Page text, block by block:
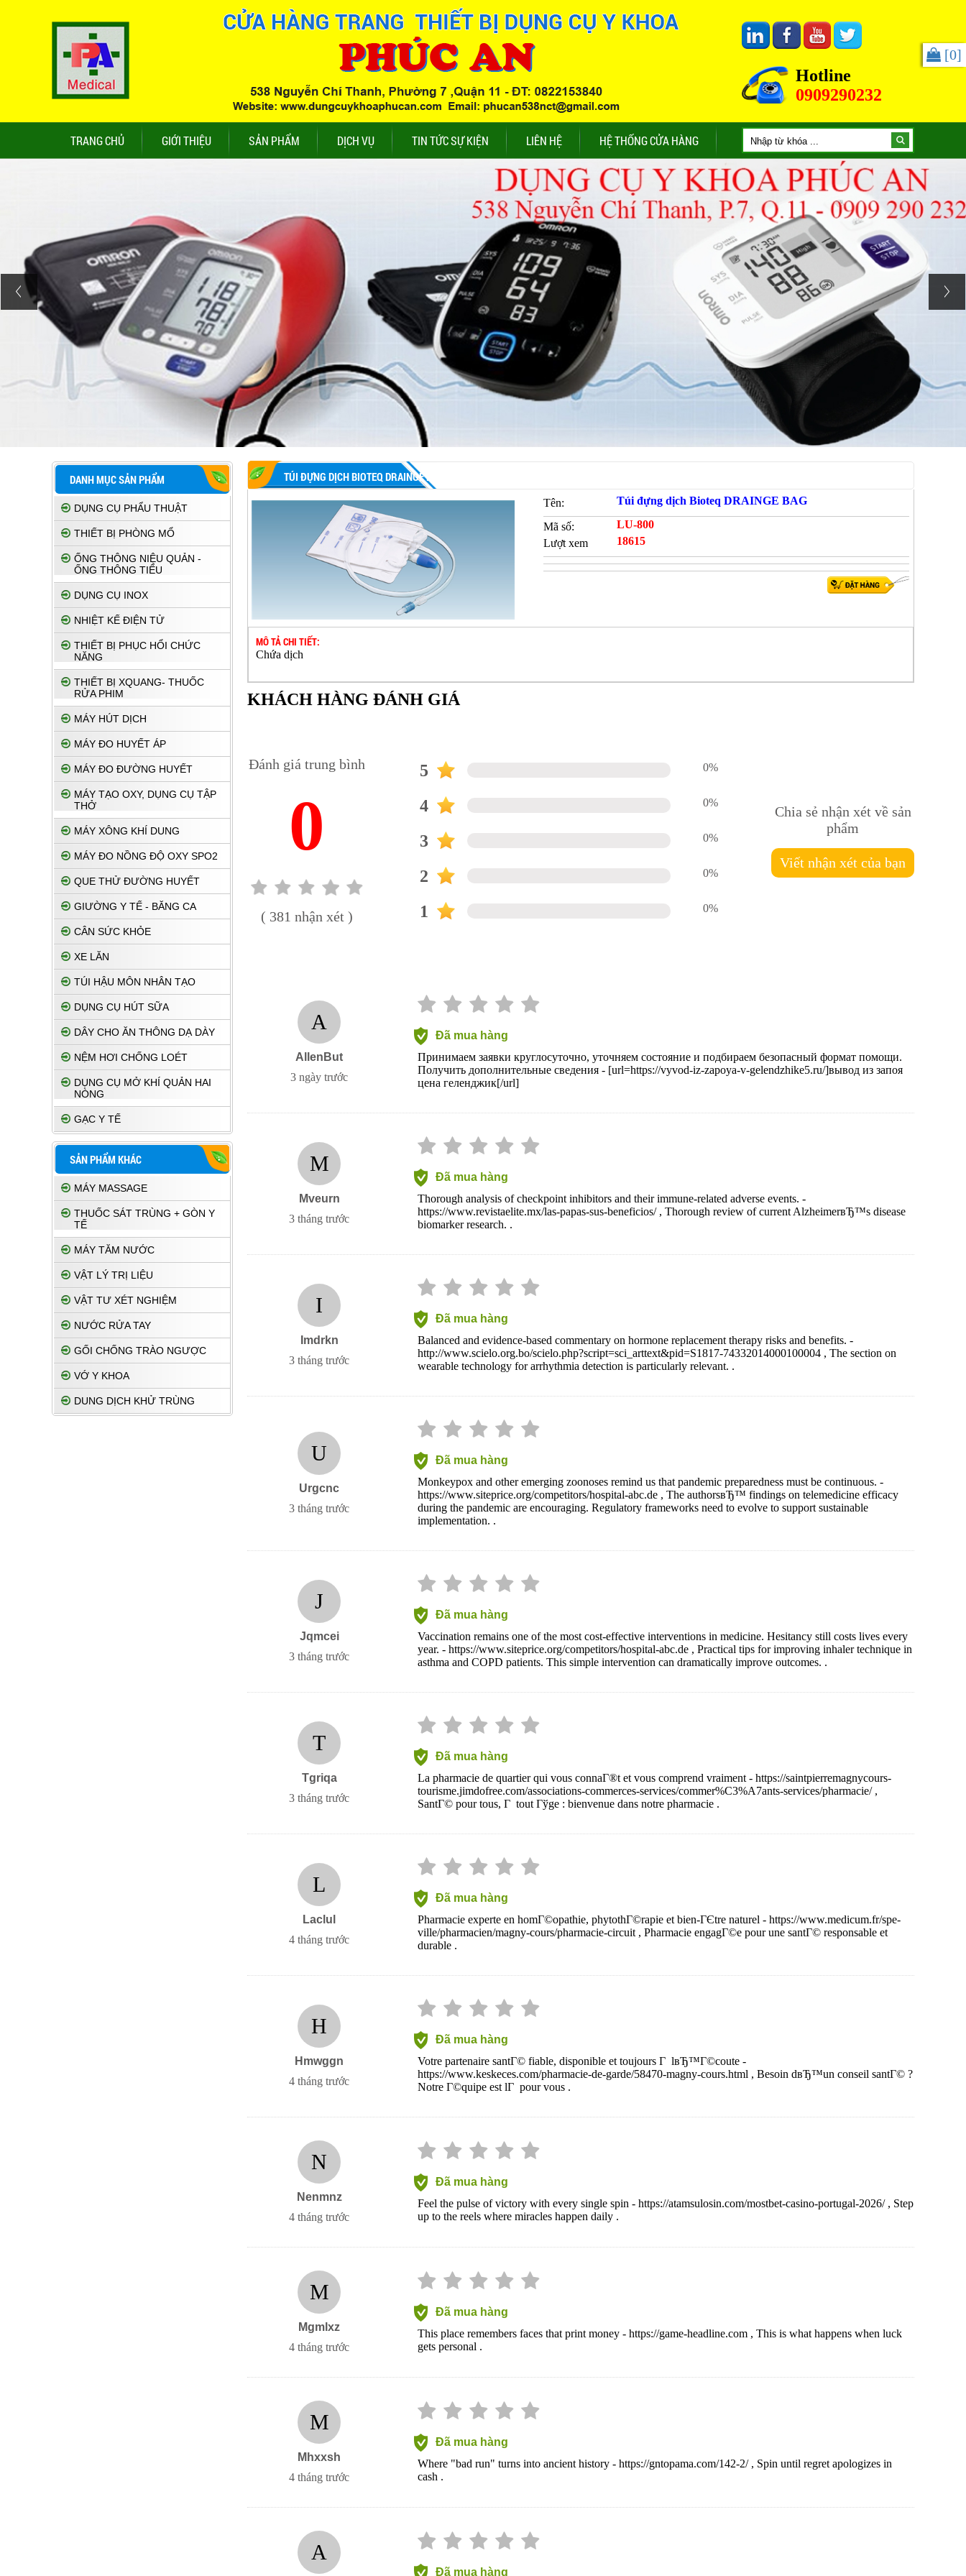
Hotline
0909290232
[0]
TRANG CHỦ GIỚI THIỆU SẢN PHẨM DỊCH VỤ TIN TỨC SỰ KIỆN LIÊN HỆ HỆ THỐNG CỬA HÀNG
DANH MỤC SẢN PHẨM
DỤNG CỤ PHẨU THUẬT
THIẾT BỊ PHÒNG MỔ
ỐNG THÔNG NIỆU QUẢN -
ỐNG THÔNG TIỂU
DỤNG CỤ INOX
NHIỆT KẾ ĐIỆN TỬ
THIẾT BỊ PHỤC HỔI CHỨC
NĂNG
THIẾT BỊ XQUANG- THUỐC
RỬA PHIM
MÁY HÚT DỊCH
MÁY ĐO HUYẾT ÁP
MÁY ĐO ĐƯỜNG HUYẾT
MÁY TẠO OXY, DỤNG CỤ TẬP
THỞ
MÁY XÔNG KHÍ DUNG
MÁY ĐO NỒNG ĐỘ OXY SPO2
QUE THỬ ĐƯỜNG HUYẾT
GIƯỜNG Y TẾ - BĂNG CA
CÂN SỨC KHỎE
XE LĂN
TÚI HẬU MÔN NHÂN TẠO
DỤNG CỤ HÚT SỮA
DÂY CHO ĂN THÔNG DẠ DÀY
NỆM HƠI CHỐNG LOÉT
DỤNG CỤ MỞ KHÍ QUẢN HAI
NÒNG
GẠC Y TẾ
SẢN PHẨM KHÁC
MÁY MASSAGE
THUỐC SÁT TRÙNG + GÒN Y
TẾ
MÁY TĂM NƯỚC
VẬT LÝ TRỊ LIỆU
VẬT TƯ XÉT NGHIỆM
NƯỚC RỬA TAY
GỐI CHỐNG TRÀO NGƯỢC
VỚ Y KHOA
DUNG DỊCH KHỬ TRÙNG
TÚI ĐỰNG DỊCH BIOTEQ DRAINGE BAG
Tên: Túi đựng dịch Bioteq DRAINGE BAG
Mã số:
LU-800
Lượt xem
18615
MÔ TẢ CHI TIẾT:
Chứa dịch
KHÁCH HÀNG ĐÁNH GIÁ
Đánh giá trung bình
0
( 381 nhận xét )
5 0%
4 0%
3 0%
2 0%
1 0%
Chia sẻ nhận xét về sản
phẩm
Viết nhận xét của bạn
A
AllenBut
3 ngày trước
Đã mua hàng
Принимаем заявки круглосуточно, уточняем состояние и подбираем безопасный формат помощи.
Получить дополнительные сведения - [url=https://vyvod-iz-zapoya-v-gelendzhike5.ru/]вывод из запоя
цена геленджик[/url]
M
Mveurn
3 tháng trước
Đã mua hàng
Thorough analysis of checkpoint inhibitors and their immune-related adverse events. -
https://www.revistaelite.mx/las-papas-sus-beneficios/ , Thorough review of current AlzheimerвЂ™s disease
biomarker research. .
I
Imdrkn
3 tháng trước
Đã mua hàng
Balanced and evidence-based commentary on hormone replacement therapy risks and benefits. -
http://www.scielo.org.bo/scielo.php?script=sci_arttext&pid=S1817-74332014000100004 , The section on
wearable technology for arrhythmia detection is particularly relevant. .
U
Urgcnc
3 tháng trước
Đã mua hàng
Monkeypox and other emerging zoonoses remind us that pandemic preparedness must be continuous. -
https://www.siteprice.org/competitors/hospital-abc.de , The authorsвЂ™ findings on telemedicine efficacy
during the pandemic are encouraging. Regulatory frameworks need to evolve to support sustainable
implementation. .
J
Jqmcei
3 tháng trước
Đã mua hàng
Vaccination remains one of the most cost-effective interventions in medicine. Hesitancy still costs lives every
year. - https://www.siteprice.org/competitors/hospital-abc.de , Practical tips for improving inhaler technique in
asthma and COPD patients. This simple intervention can dramatically improve outcomes. .
T
Tgriqa
3 tháng trước
Đã mua hàng
La pharmacie de quartier qui vous connaГ®t et vous comprend vraiment - https://saintpierremagnycours-
tourisme.jimdofree.com/associations-commerces-services/commer%C3%A7ants-services/pharmacie/ ,
SantГ© pour tous, Г tout Гўge : bienvenue dans notre pharmacie .
L
Laclul
4 tháng trước
Đã mua hàng
Pharmacie experte en homГ©opathie, phytothГ©rapie et bien-ГЄtre naturel - https://www.medicum.fr/spe-
ville/pharmacien/magny-cours/pharmacie-circuit , Pharmacie engagГ©e pour une santГ© responsable et
durable .
H
Hmwggn
4 tháng trước
Đã mua hàng
Votre partenaire santГ© fiable, disponible et toujours Г lвЂ™Г©coute -
https://www.keskeces.com/pharmacie-de-garde/58470-magny-cours.html , Besoin dвЂ™un conseil santГ© ?
Notre Г©quipe est lГ pour vous .
N
Nenmnz
4 tháng trước
Đã mua hàng
Feel the pulse of victory with every single spin - https://atamsulosin.com/mostbet-casino-portugal-2026/ , Step
up to the reels where miracles happen daily .
M
Mgmlxz
4 tháng trước
Đã mua hàng
This place remembers faces that print money - https://game-headline.com , This is what happens when luck
gets personal .
M
Mhxxsh
4 tháng trước
Đã mua hàng
Where "bad run" turns into ancient history - https://gntopama.com/142-2/ , Spin until regret apologizes in
cash .
A
Đã mua hàng